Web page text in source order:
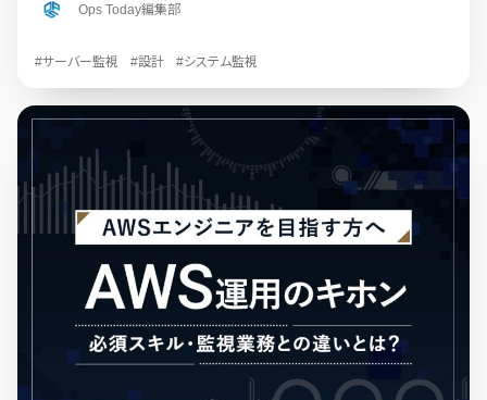
Ops Today編集部
#サーバー監視 #設計 #システム監視